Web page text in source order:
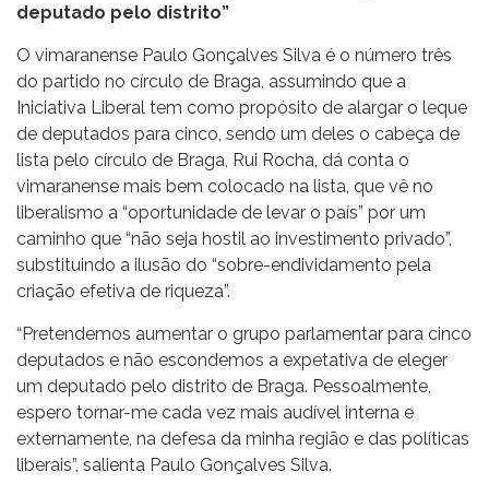
deputado pelo distrito”
O vimaranense Paulo Gonçalves Silva é o número três
do partido no círculo de Braga, assumindo que a
Iniciativa Liberal tem como propósito de alargar o leque
de deputados para cinco, sendo um deles o cabeça de
lista pelo círculo de Braga, Rui Rocha, dá conta o
vimaranense mais bem colocado na lista, que vê no
liberalismo a “oportunidade de levar o país” por um
caminho que “não seja hostil ao investimento privado”,
substituindo a ilusão do “sobre-endividamento pela
criação efetiva de riqueza”.
“Pretendemos aumentar o grupo parlamentar para cinco
deputados e não escondemos a expetativa de eleger
um deputado pelo distrito de Braga. Pessoalmente,
espero tornar-me cada vez mais audível interna e
externamente, na defesa da minha região e das políticas
liberais”, salienta Paulo Gonçalves Silva.